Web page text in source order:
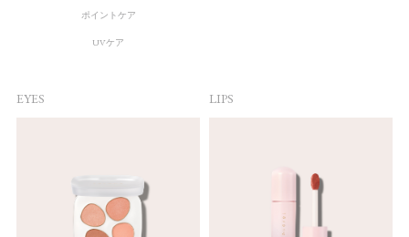
ポイントケア
UVケア
EYES LIPS